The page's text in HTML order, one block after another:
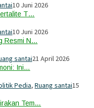
10 Juni 2026
T…
10 Juni 2026
Resmi N…
santai21 April 2026
Ini…
Pedia, Ruang santai15
Tem…